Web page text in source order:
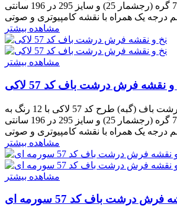
ابعاد 1053 رج در 701 گره (رجشمار 25) و سایز 295 در 196 سانتی
درجه یک همراه با نقشه کامپیوتری و صوتی
مشاهده بیشتر
مشاهده بیشتر
و نقشه فرش درشت باف کد 57 لاکی
نخ و نقشه فرش درشت باف (گبه) طرح کد 57 لاکی با 12 رنگ به
ابعاد 1053 رج در 701 گره (رجشمار 25) و سایز 295 در 196 سانتی
درجه یک همراه با نقشه کامپیوتری و صوتی
مشاهده بیشتر
مشاهده بیشتر
درشت باف کد 57 سورمه ای